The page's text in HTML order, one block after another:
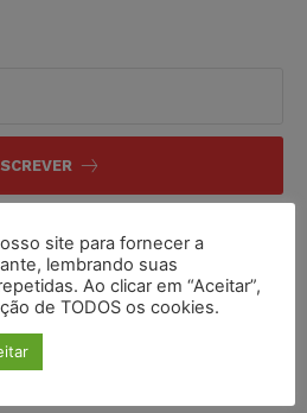
site para fornecer a
lembrando suas
Ao clicar em “Aceitar”,
de TODOS os cookies.